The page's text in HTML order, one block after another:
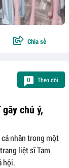
Chia sẻ
0 Theo dõi
chú ý,
nhân trong một
liệt sĩ Tam
hội.